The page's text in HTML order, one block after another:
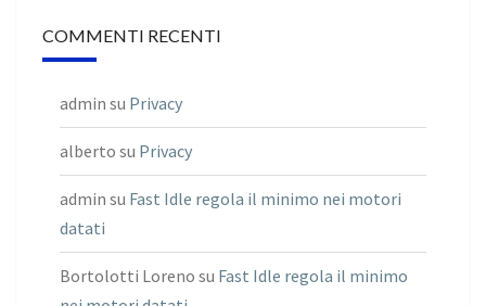
COMMENTI RECENTI
admin su Privacy
alberto su Privacy
admin su Fast Idle regola il minimo nei motori
datati
Bortolotti Loreno su Fast Idle regola il minimo